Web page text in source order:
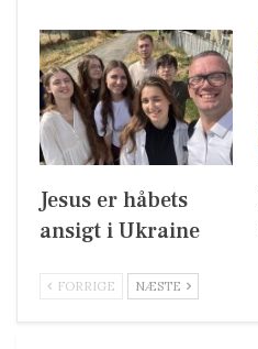
Jesus er håbets
ansigt i Ukraine
FORRIGE NÆSTE